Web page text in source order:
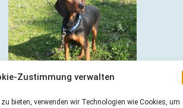
Zustimmung verwalten
bieten, verwenden wir Technologien wie Cookies, um